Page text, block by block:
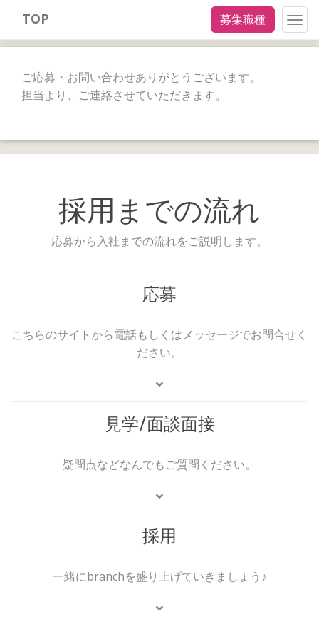
TOP 募集職種
ご応募・お問い合わせありがとうございます。
担当より、ご連絡させていただきます。
採用までの流れ
応募から入社までの流れをご説明します。
応募
こちらのサイトから電話もしくはメッセージでお問合せく
ださい。
見学/面談面接
疑問点などなんでもご質問ください。
採用
一緒にbranchを盛り上げていきましょう♪